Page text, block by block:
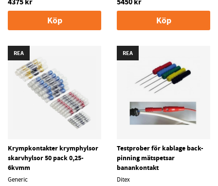
Köp Köp
REA
Krympkontakter krymphylsor
skarvhylsor 50 pack 0,25-
6kvmm
Generic
REA
Testprober för kablage back-
pinning mätspetsar
banankontakt
Ditex